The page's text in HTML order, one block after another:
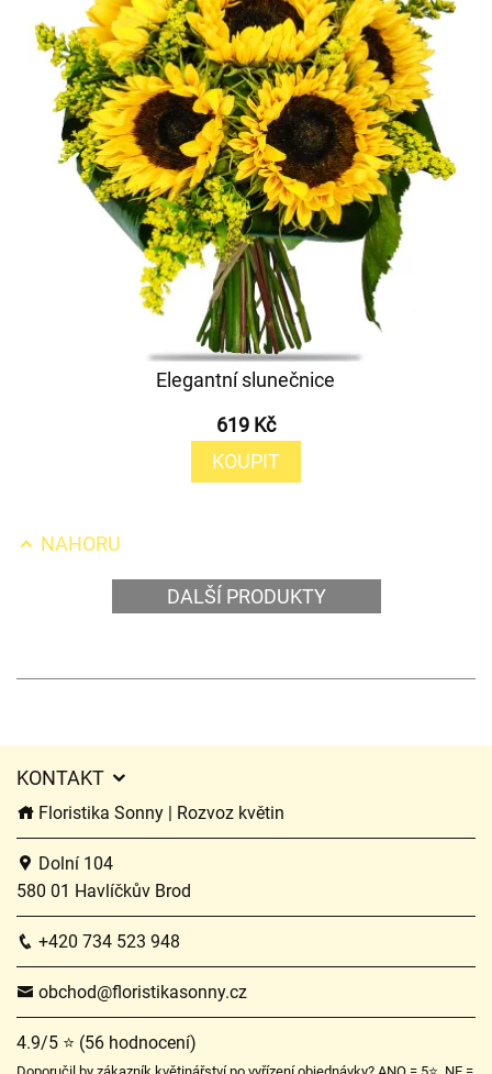
Elegantní slunečnice
619 Kč
KOUPIT
NAHORU
DALŠÍ PRODUKTY
KONTAKT
Floristika Sonny | Rozvoz květin
Dolní 104
580 01 Havlíčkův Brod
+420 734 523 948
obchod@floristikasonny.cz
4.9/5 ⭐ (56 hodnocení)